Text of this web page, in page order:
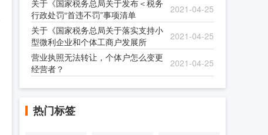
关于《国家税务总局关于发布＜税务
行政处罚“首违不罚”事项清单
2021-04-25
关于《国家税务总局关于落实支持小
型微利企业和个体工商户发展所
2021-04-25
营业执照无法转让，个体户怎么变更
经营者？
2021-04-25
热门标签